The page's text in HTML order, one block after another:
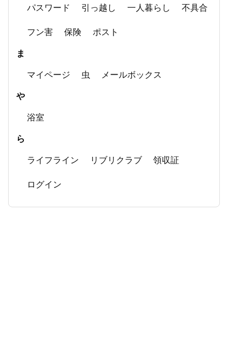
パスワード 引っ越し 一人暮らし
不具合
フン害
保険 ポスト
ま
マイページ 虫 メールボックス
や
浴室
ら
ライフライン リブリクラブ
領収証
ログイン